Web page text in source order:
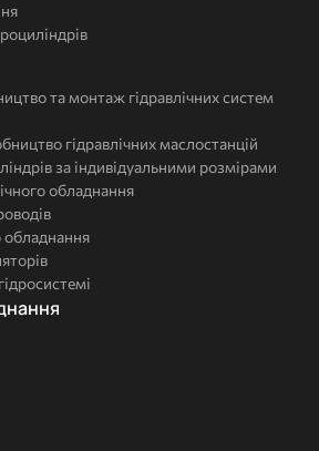
та монтаж гідравлічних систем
гідравлічних маслостанцій
за індивідуальними розмірами
обладнання
обладнання